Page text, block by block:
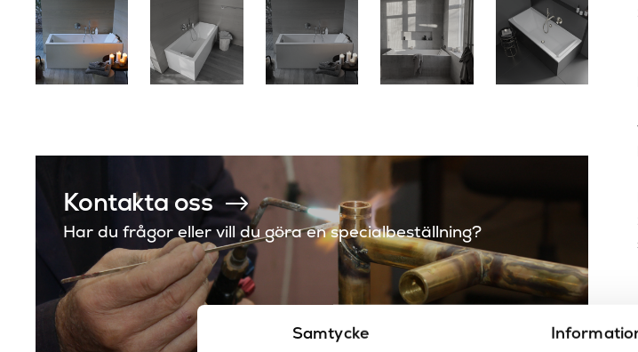
Samtycke
Kontakta oss
Har du frågor eller vill du göra en specialbeställning?